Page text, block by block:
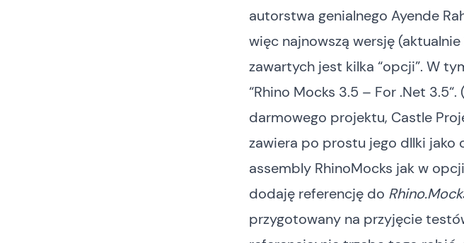
autorstwa genialnego Ayende
więc najnowszą wersję
zawartych jest kilka “opcji”. W
“Rhino Mocks 3.5 – For .Net 3.5
darmowego projektu, Castle
zawiera po prostu jego dllki jako
assembly RhinoMocks jak w
dodaję referencję do
przygotowany na przyjęcie